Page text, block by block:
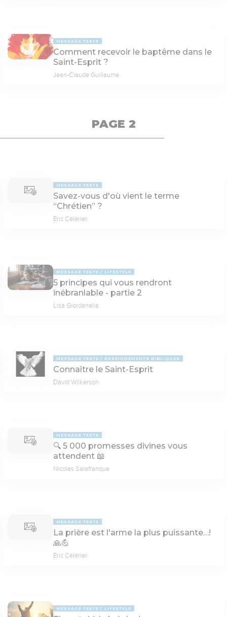
MESSAGE TEXTE
Comment recevoir le baptême dans le
Saint-Esprit ?
Jean-Claude Guillaume
PAGE 2
MESSAGE TEXTE
Savez-vous d'où vient le terme
“Chrétien” ?
Éric Célérier
MESSAGE TEXTE LIFESTYLE
5 principes qui vous rendront
inébranlable - partie 2
Lisa Giordanella
MESSAGE TEXTE ENSEIGNEMENTS BIBLIQUES
Connaître le Saint-Esprit
David Wilkerson
MESSAGE TEXTE
🔍 5 000 promesses divines vous
attendent 📖
Nicolas Salafranque
MESSAGE TEXTE
La prière est l'arme la plus puissante…!
🙏💪
Éric Célérier
MESSAGE TEXTE LIFESTYLE